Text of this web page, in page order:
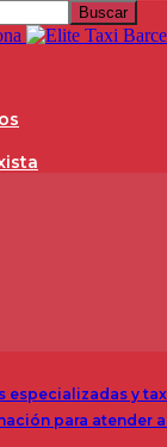
especializadas y
para atender